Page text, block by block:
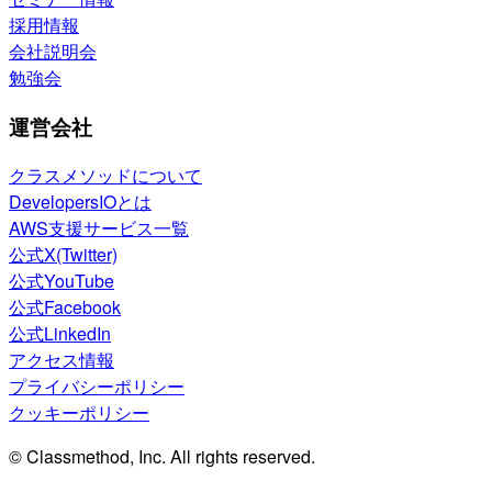
採用情報
会社説明会
勉強会
運営会社
クラスメソッドについて
DevelopersIOとは
AWS支援サービス一覧
公式X(Twitter)
公式YouTube
公式Facebook
公式LinkedIn
アクセス情報
プライバシーポリシー
クッキーポリシー
© Classmethod, Inc. All rights reserved.